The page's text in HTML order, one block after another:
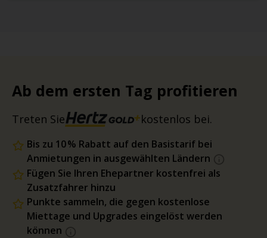
Ab dem ersten Tag profitieren
Treten Sie kostenlos bei.
Bis zu 10 % Rabatt auf den Basistarif bei
Anmietungen in ausgewählten Ländern
Fügen Sie Ihren Ehepartner kostenfrei als
Zusatzfahrer hinzu
Punkte sammeln, die gegen kostenlose
Miettage und Upgrades eingelöst werden
können